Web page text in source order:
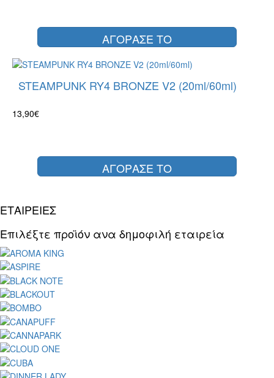
ΑΓΟΡΑΣΕ ΤΟ
STEAMPUNK RY4 BRONZE V2 (20ml/60ml)
13,90€
ΑΓΟΡΑΣΕ ΤΟ
ΕΤΑΙΡΕΙΕΣ
Επιλέξτε προϊόν ανα δημοφιλή εταιρεία